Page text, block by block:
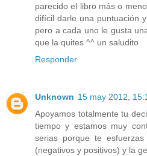
parecido el libro más o
difícil darle una puntuación
pero a cada uno le gusta
que la quites ^^ un saludito
Responder
Unknown 15 may 2012,
Apoyamos totalmente tu
tiempo y estamos muy
serias porque te
(negativos y positivos) y la